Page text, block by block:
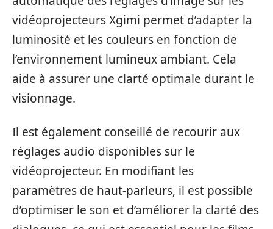
vidéoprojecteurs Xgimi permet d’adapter la
luminosité et les couleurs en fonction de
l’environnement lumineux ambiant. Cela
aide à assurer une clarté optimale durant le
visionnage.
Il est également conseillé de recourir aux
réglages audio disponibles sur le
vidéoprojecteur. En modifiant les
paramètres de haut-parleurs, il est possible
d’optimiser le son et d’améliorer la clarté des